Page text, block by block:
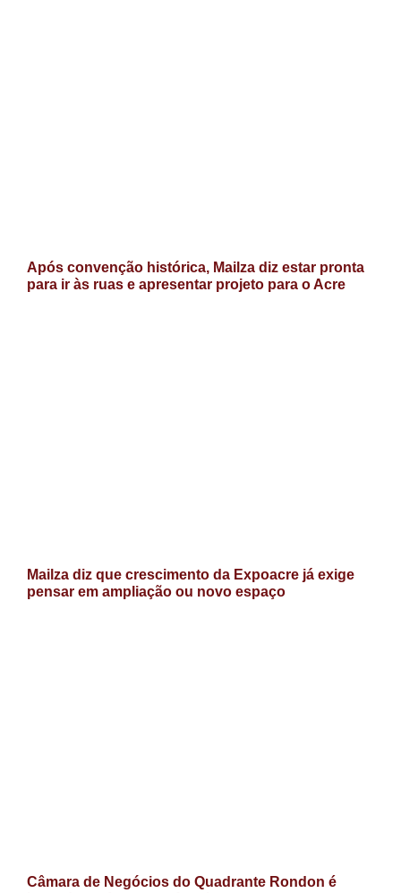
Após convenção histórica, Mailza diz estar pronta
para ir às ruas e apresentar projeto para o Acre
Mailza diz que crescimento da Expoacre já exige
pensar em ampliação ou novo espaço
Câmara de Negócios do Quadrante Rondon é